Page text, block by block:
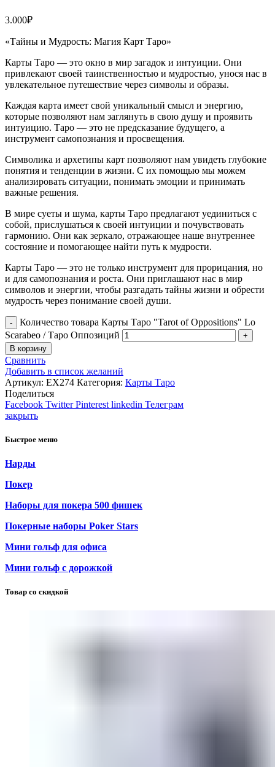
3.000₽
«Тайны и Мудрость: Магия Карт Таро»
Карты Таро — это окно в мир загадок и интуиции. Они
привлекают своей таинственностью и мудростью, унося нас в
увлекательное путешествие через символы и образы.
Каждая карта имеет свой уникальный смысл и энергию,
которые позволяют нам заглянуть в свою душу и проявить
интуицию. Таро — это не предсказание будущего, а
инструмент самопознания и просвещения.
Символика и архетипы карт позволяют нам увидеть глубокие
понятия и тенденции в жизни. С их помощью мы можем
анализировать ситуации, понимать эмоции и принимать
важные решения.
В мире суеты и шума, карты Таро предлагают уединиться с
собой, прислушаться к своей интуиции и почувствовать
гармонию. Они как зеркало, отражающее наше внутреннее
состояние и помогающее найти путь к мудрости.
Карты Таро — это не только инструмент для прорицания, но
и для самопознания и роста. Они приглашают нас в мир
символов и энергии, чтобы разгадать тайны жизни и обрести
мудрость через понимание своей души.
Количество товара Карты Таро "Tarot of Oppositions" Lo
Scarabeo / Таро Оппозиций
В корзину
Сравнить
Добавить в список желаний
Артикул: EX274 Категория: Карты Таро
Поделиться
Facebook Twitter Pinterest linkedin Телеграм
закрыть
Быстрое меню
Нарды
Покер
Наборы для покера 500 фишек
Покерные наборы Poker Stars
Мини гольф для офиса
Мини гольф с дорожкой
Товар со скидкой